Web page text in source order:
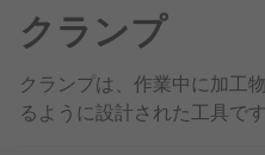
クランプ
クランプは、作業中に加工
るように設計された工具で